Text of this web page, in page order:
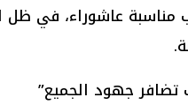
عاشوراء، في ظل
تضافر جهود الجميع”